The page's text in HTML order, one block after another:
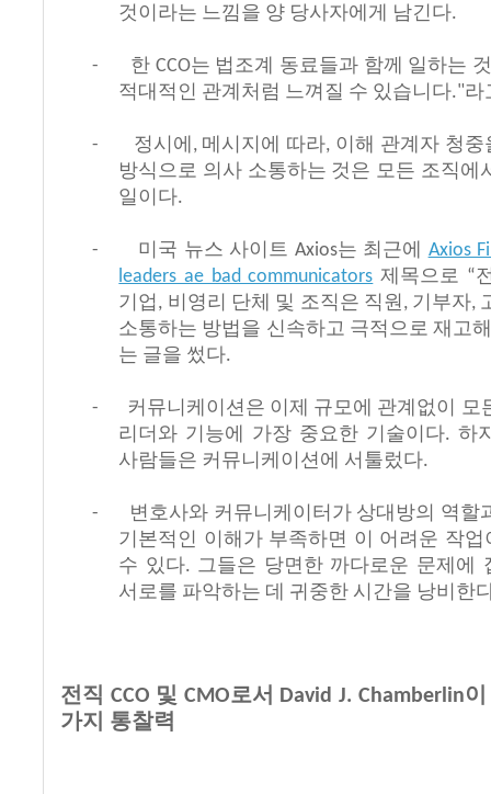
것이라는 느낌을 양 당사자에게 남긴다.
- 한 CCO는 법조계 동료들과 함께 일하는
적대적인 관계처럼 느껴질 수 있습니다."라
- 정시에 , 메시지에 따라, 이해 관계자 청중
방식으로 의사 소통하는 것은 모든 조직에
일이다.
- 미국 뉴스 사이트 Axios는 최근에
Axios
leaders ae bad communicators 제목으로 “
기업 , 비영리 단체 및 조직은 직원 , 기부자,
소통하는 방법을 신속하고 극적으로 재고
는 글을 썼다.
- 커뮤니케이션은 이제 규모에 관계없이
모
리더와 기능에 가장 중요한 기술이다.하
사람들은 커뮤니케이션에 서툴렀다.
- 변호사와 커뮤니케이터가 상대방의 역할
기본적인 이해가 부족하면 이 어려운 작업
수 있다. 그들은 당면한 까다로운 문제에
서로를 파악하는 데 귀중한 시간을 낭비한
전직 CCO 및 CMO로서 David J. Chamberlin이
가지 통찰력